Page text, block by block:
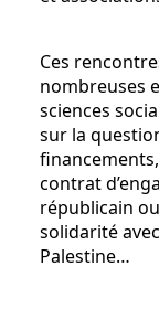
Ces
nombreuses
sciences
sur la
contrat
républicain
solidarité
Palestine…